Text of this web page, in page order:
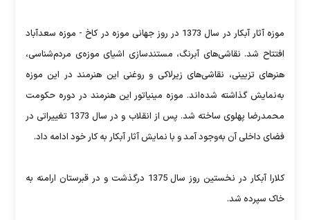
موزه آثار آبکار در سال 1373 در روز جهانی موزه در کاخ - موزه سعدآباد
افتتاح شد. نقاشی‌های آبرنگ، مستندسازی اشیای موزه‌ی مردم‌شناسی،
هنرهای تزیینی، نقاشی‌های زیرلاکی و روغنی این هنرمند در این موزه
به‌نمایش گذاشته شده‌اند. موزه مینیاتور این هنرمند در دوره حکومت
محمدرضا پهلوی ساخته شد. پس از انقلاب و در سال 1373 تغییراتی در
فضای داخلی آن به‌وجود آمد و با نمایش آثار آبکار به کار خود ادامه داد.
کلارا آبکار در نخستین روز سال 1375 درگذشت و در قبرستان ارامنه به
خاک سپرده شد.